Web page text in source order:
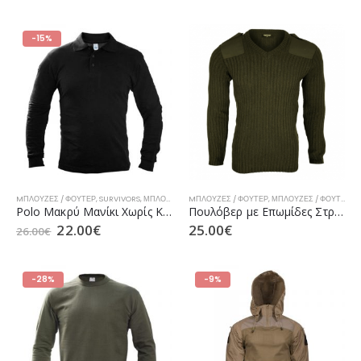
-15%
MΠΛΟΎΖΕΣ / ΦΟΎΤΕΡ,SURVIVORS,ΜΠΛΟΎΖΕΣ / ΦΟΎΤΕΡ Ε.Δ.
Polo Μακρύ Μανίκι Χωρίς Κέντημα της SURVIVORS (σε 2 Χρώματα)
26.00€ 22.00€
MΠΛΟΎΖΕΣ / ΦΟΎΤΕΡ,ΜΠΛΟΎΖΕΣ / ΦΟΎΤΕΡ Ε.Δ.
Πουλόβερ με Επωμίδες Στρατού με V ή Στρογγυλή Λαιμόκοψη Χακί
25.00€
-28% -9%